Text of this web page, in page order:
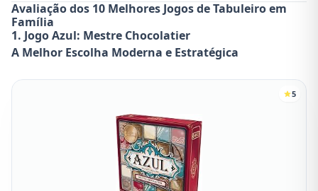
Avaliação dos 10 Melhores Jogos de Tabuleiro em
Família
1. Jogo Azul: Mestre Chocolatier
A Melhor Escolha Moderna e Estratégica
5